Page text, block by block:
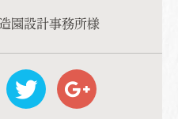
園設計事務所様